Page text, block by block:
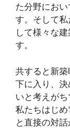
た分野にお
す。そして
して様々な
す。
共すると新
下に入り、
いと考えがち
私たちはじ
と直接の対